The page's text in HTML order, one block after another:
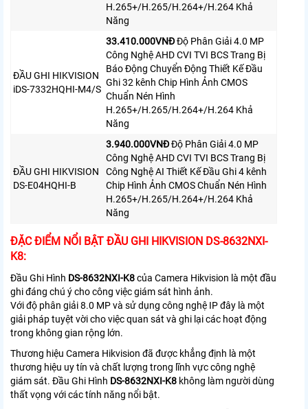
H.265+/H.265/H.264+/H.264 Khả
Năng
ĐẦU GHI HIKVISION
iDS-7332HQHI-M4/S
33.410.000VNÐĐộ Phân Giải 4.0 MP
Công Nghệ AHD CVI TVI BCS Trang Bị
Báo Động Chuyển Động Thiết Kế Đầu
Ghi 32 kênh Chip Hình Ảnh CMOS
Chuẩn Nén Hình
H.265+/H.265/H.264+/H.264 Khả
Năng
ĐẦU GHI HIKVISION
DS-E04HQHI-B
3.940.000VNÐĐộ Phân Giải 4.0 MP
Công Nghệ AHD CVI TVI BCS Trang Bị
Công Nghệ AI Thiết Kế Đầu Ghi 4 kênh
Chip Hình Ảnh CMOS Chuẩn Nén Hình
H.265+/H.265/H.264+/H.264 Khả
Năng
ĐẶC ĐIỂM NỔI BẬT ĐẦU GHI HIKVISION DS-8632NXI-
K8:
Đầu Ghi Hình DS-8632NXI-K8của Camera Hikvision là một đầu
ghi đáng chú ý cho công việc giám sát hình ảnh.
Với độ phân giải 8.0 MP và sử dụng công nghệ IP đây là một
giải pháp tuyệt vời cho việc quan sát và ghi lại các hoạt động
trong không gian rộng lớn.
Thương hiệu Camera Hikvision đã được khẳng định là một
thương hiệu uy tín và chất lượng trong lĩnh vực công nghệ
giám sát. Đầu Ghi Hình DS-8632NXI-K8 không làm người dùng
thất vọng với các tính năng nổi bật.